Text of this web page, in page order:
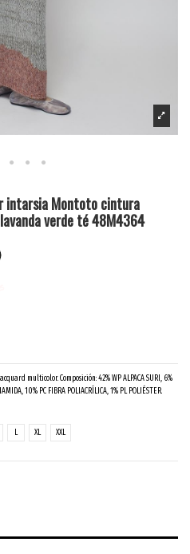
intarsia Montoto cintura
verde té 48M4364
multicolor. Composición: 42% WP ALPACA SURI, 6%
10% PC FIBRA POLIACRÍLICA, 1% PL POLIÉSTER.
L XL XXL